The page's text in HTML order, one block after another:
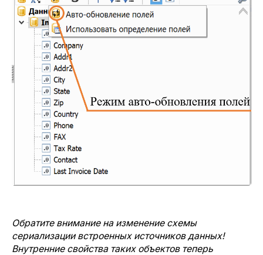
Обратите внимание на изменение схемы
сериализации встроенных источников данных!
Внутренние свойства таких объектов теперь